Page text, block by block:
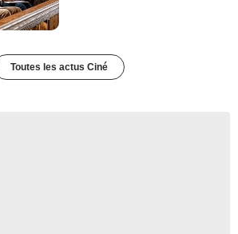
Toutes les actus Ciné